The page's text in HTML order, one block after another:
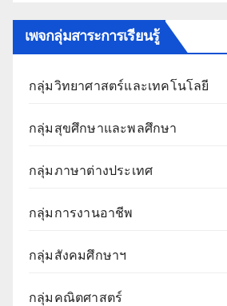
เพจกลุ่มสาระการเรียนรู้
กลุ่มวิทยาศาสตร์และเทคโนโลยี
กลุ่มสุขศึกษาและพลศึกษา
กลุ่มภาษาต่างประเทศ
กลุ่มการงานอาชีพ
กลุ่มสังคมศึกษาฯ
กลุ่มคณิตศาสตร์